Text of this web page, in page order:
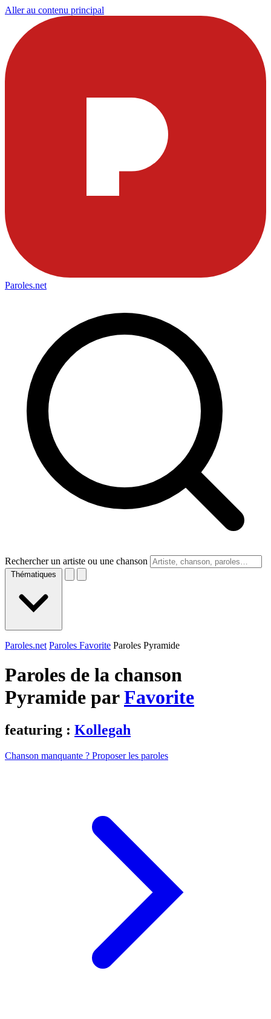
Aller au contenu principal
Paroles.net
Rechercher un artiste ou une chanson
Thématiques
Paroles.net Paroles Favorite Paroles Pyramide
Paroles de la chanson
Pyramide parFavorite
featuring : Kollegah
Chanson manquante ? Proposer les paroles